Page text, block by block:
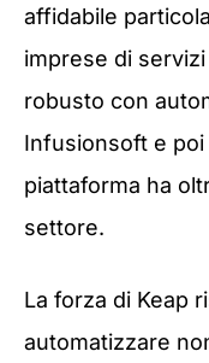
affidabile
imprese di
robusto con
Infusionsoft e poi
piattaforma ha
settore.
La forza di Keap
automatizzare